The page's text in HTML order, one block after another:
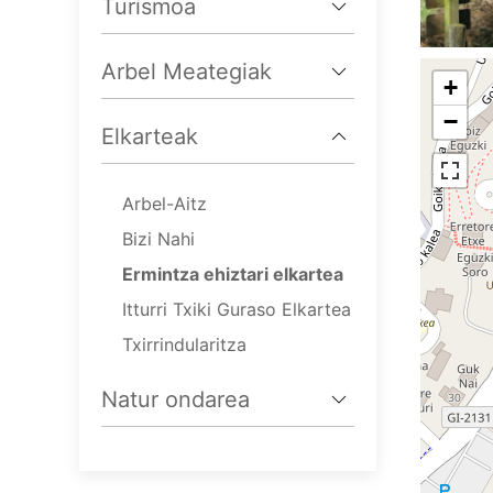
+
−
Turismoa
Arbel Meategiak
Elkarteak
Arbel-Aitz
Bizi Nahi
Ermintza ehiztari elkartea
Itturri Txiki Guraso Elkartea
Txirrindularitza
Natur ondarea